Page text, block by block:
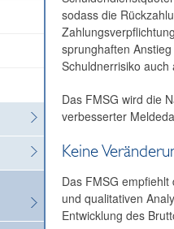
sodass die
sprunghaften
Schuldnerrisiko
Das FMSG wird die
verbesserter
Keine
Das FMSG
und qualitativen
Entwicklung des